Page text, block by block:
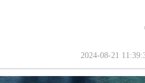
2024-08-21